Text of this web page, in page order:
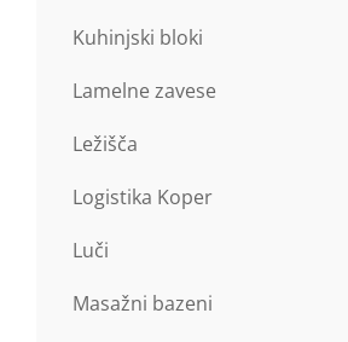
Kuhinjski bloki
Lamelne zavese
Ležišča
Logistika Koper
Luči
Masažni bazeni